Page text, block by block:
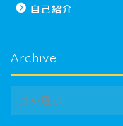
自己紹介
Archive
Archive